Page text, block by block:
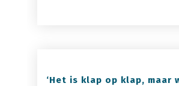
‘Het is klap op klap, maar